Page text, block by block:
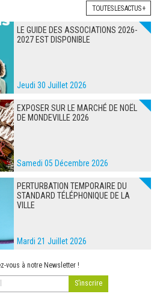
TOUTES LES ACTUS +
LE GUIDE DES ASSOCIATIONS 2026-
2027 EST DISPONIBLE
Jeudi 30 Juillet 2026
EXPOSER SUR LE MARCHÉ DE NOËL
DE MONDEVILLE 2026
Samedi 05 Décembre 2026
PERTURBATION TEMPORAIRE DU
STANDARD TÉLÉPHONIQUE DE LA
VILLE
Mardi 21 Juillet 2026
vous à notre Newsletter !